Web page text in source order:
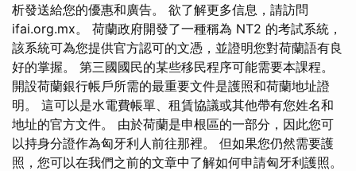
析發送給您的優惠和廣告。 欲了解更多信息，請訪問
ifai.org.mx。 荷蘭政府開發了一種稱為 NT2 的考試系統，
該系統可為您提供官方認可的文憑，並證明您對荷蘭語有良
好的掌握。 第三國國民的某些移民程序可能需要本課程。
開設荷蘭銀行帳戶所需的最重要文件是護照和荷蘭地址證
明。 這可以是水電費帳單、租賃協議或其他帶有您姓名和
地址的官方文件。 由於荷蘭是申根區的一部分，因此您可
以持身分證作為匈牙利人前往那裡。 但如果您仍然需要護
照，您可以在我們之前的文章中了解如何申請匈牙利護照。